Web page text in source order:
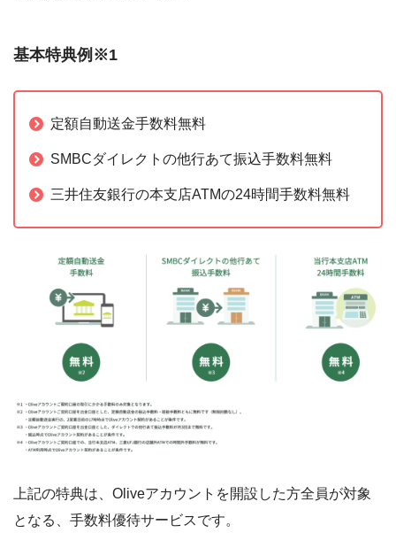
基本特典例※1
定額自動送金手数料無料
SMBCダイレクトの他行あて振込手数料無料
三井住友銀行の本支店ATMの24時間手数料無料
上記の特典は、Oliveアカウントを開設した方全員が対象
となる、手数料優待サービスです。